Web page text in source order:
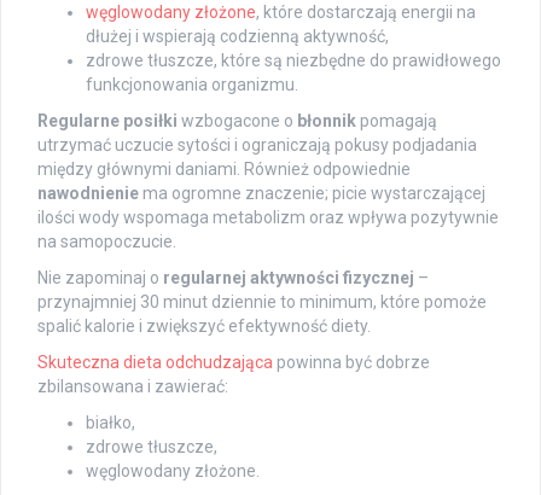
węglowodany złożone, które dostarczają energii na
dłużej i wspierają codzienną aktywność,
zdrowe tłuszcze, które są niezbędne do prawidłowego
funkcjonowania organizmu.
Regularne posiłki wzbogacone o błonnik pomagają
utrzymać uczucie sytości i ograniczają pokusy podjadania
między głównymi daniami. Również odpowiednie
nawodnienie ma ogromne znaczenie; picie wystarczającej
ilości wody wspomaga metabolizm oraz wpływa pozytywnie
na samopoczucie.
Nie zapominaj o regularnej aktywności fizycznej –
przynajmniej 30 minut dziennie to minimum, które pomoże
spalić kalorie i zwiększyć efektywność diety.
Skuteczna dieta odchudzająca powinna być dobrze
zbilansowana i zawierać:
białko,
zdrowe tłuszcze,
węglowodany złożone.